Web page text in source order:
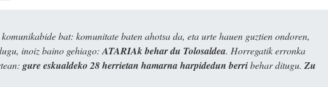
bat: komunitate baten ahotsa da, eta urte hauen guztien ondoren,
inoiz baino gehiago: ATARIAk behar du Tolosaldea. Horregatik erronka
gure eskualdeko 28 herrietan hamarna harpidedun berribehar ditugu. Zu